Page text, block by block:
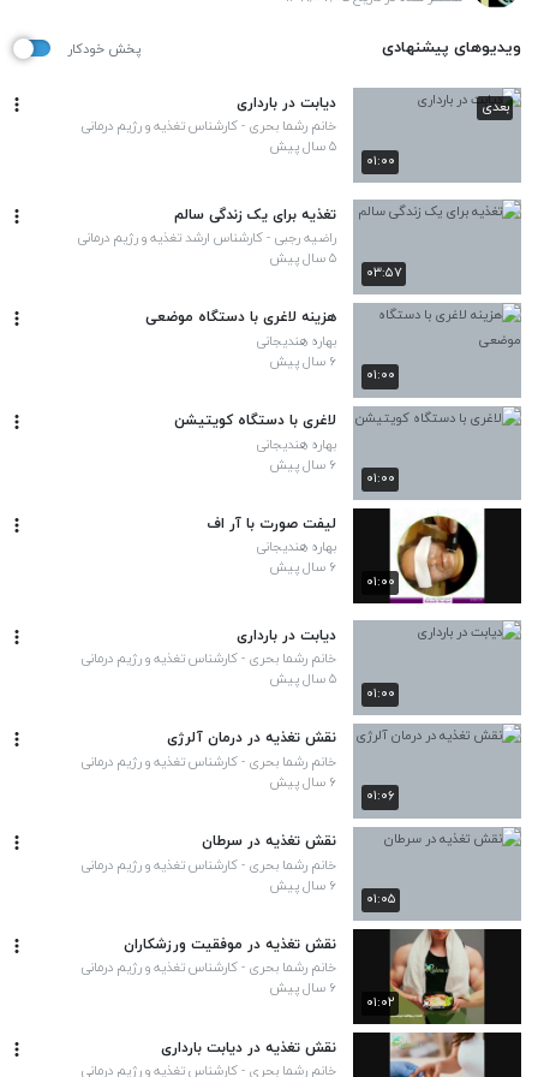
ویدیوهای پیشنهادی پخش خودکار
۰۱:۰۰
بعدی دیابت در بارداری
خانم رشما بحری - کارشناس تغذیه و رژیم درمانی
۵ سال پیش
۰۳:۵۷
تغذیه برای یک زندگی سالم
راضیه رجبی - کارشناس ارشد تغذیه و رژیم درمانی
۵ سال پیش
۰۱:۰۰
هزینه لاغری با دستگاه موضعی
بهاره هندیجانی
۶ سال پیش
۰۱:۰۰
لاغری با دستگاه کویتیشن
بهاره هندیجانی
۶ سال پیش
۰۱:۰۰
لیفت صورت با آر اف
بهاره هندیجانی
۶ سال پیش
۰۱:۰۰
دیابت در بارداری
خانم رشما بحری - کارشناس تغذیه و رژیم درمانی
۵ سال پیش
۰۱:۰۶
نقش تغذیه در درمان آلرژی
خانم رشما بحری - کارشناس تغذیه و رژیم درمانی
۶ سال پیش
۰۱:۰۵
نقش تغذیه در سرطان
خانم رشما بحری - کارشناس تغذیه و رژیم درمانی
۶ سال پیش
۰۱:۰۲
نقش تغذیه در موفقیت ورزشکاران
خانم رشما بحری - کارشناس تغذیه و رژیم درمانی
۶ سال پیش
نقش تغذیه در دیابت بارداری
خانم رشما بحری - کارشناس تغذیه و رژیم درمانی